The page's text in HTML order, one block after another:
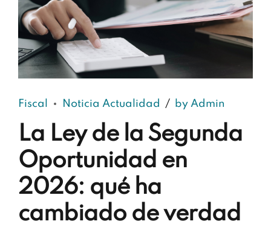
Fiscal Noticia Actualidad by Admin
La Ley de la Segunda
Oportunidad en
2026: qué ha
cambiado de verdad